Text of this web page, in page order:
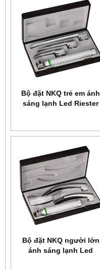
Bộ đặt NKQ trẻ em ánh
sáng lạnh Led Riester
Bộ đặt NKQ người lớn
ánh sáng lạnh Led